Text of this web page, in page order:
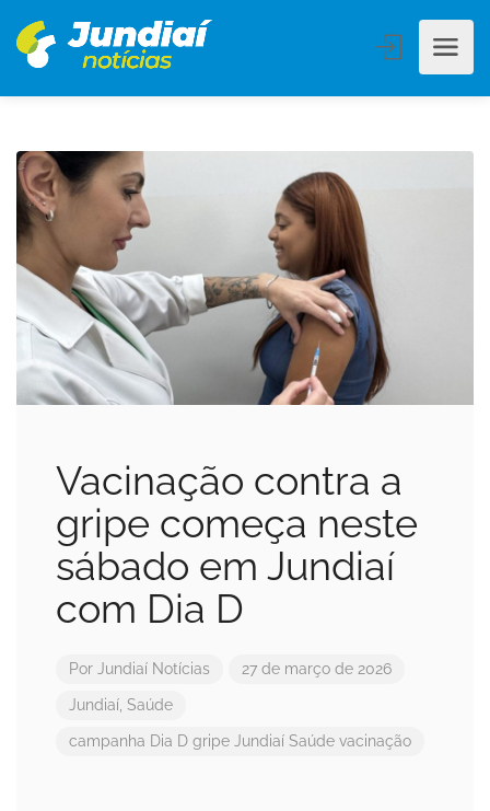
Vacinação contra a
gripe começa neste
sábado em Jundiaí
com Dia D
Por Jundiaí Notícias 27 de março de 2026
Jundiaí, Saúde
campanha Dia D gripe Jundiaí Saúde vacinação